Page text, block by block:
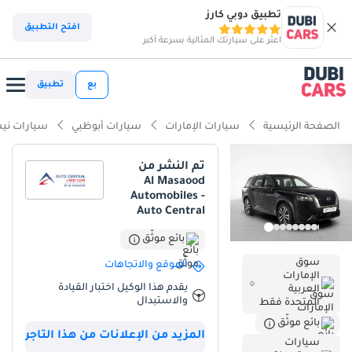
تطبيق دوبي كارز
اعثر على سيارتك المثالية بسرعة أكبر
افتح التطبيق
بع تطبيق
الصفحة الرئيسية سيارات الإمارات سيارات أبوظبي سيارات
سوق
الإمارات
العربية
المتحدة فقط
بائع موثّق
سيارات
تم النشر من
Al Masaood
Automobiles -
Auto Central
بائع موثّق
الموقع والاتجاهات
يقدم هذا الوكيل اختبار القيادة
والاستبدال
المزيد من الإعلانات من هذا التاجر
ذكاء دوبي كارز
ذكاء دوبيكارز
أقل معدل استهلاك في فئته
أحدث معايير أنظمة مساعدة السائق المتقدمة (ADAS)
تُمثل هذه السيارة فرصة نادرة لاقتناء سيارة دفع رباعي أسطورية بسبعة
مقاعد بحالة ممتازة، حيث أن عدادها المنخفض يجعلها بحالة جديدة تمامًا
للمالك الجديد. يُعد اللون الأسود الخارجي من أكثر الألوان رواجًا في الإمارات
العربية المتحدة وسوق السيارات المستعملة في دول مجلس التعاون